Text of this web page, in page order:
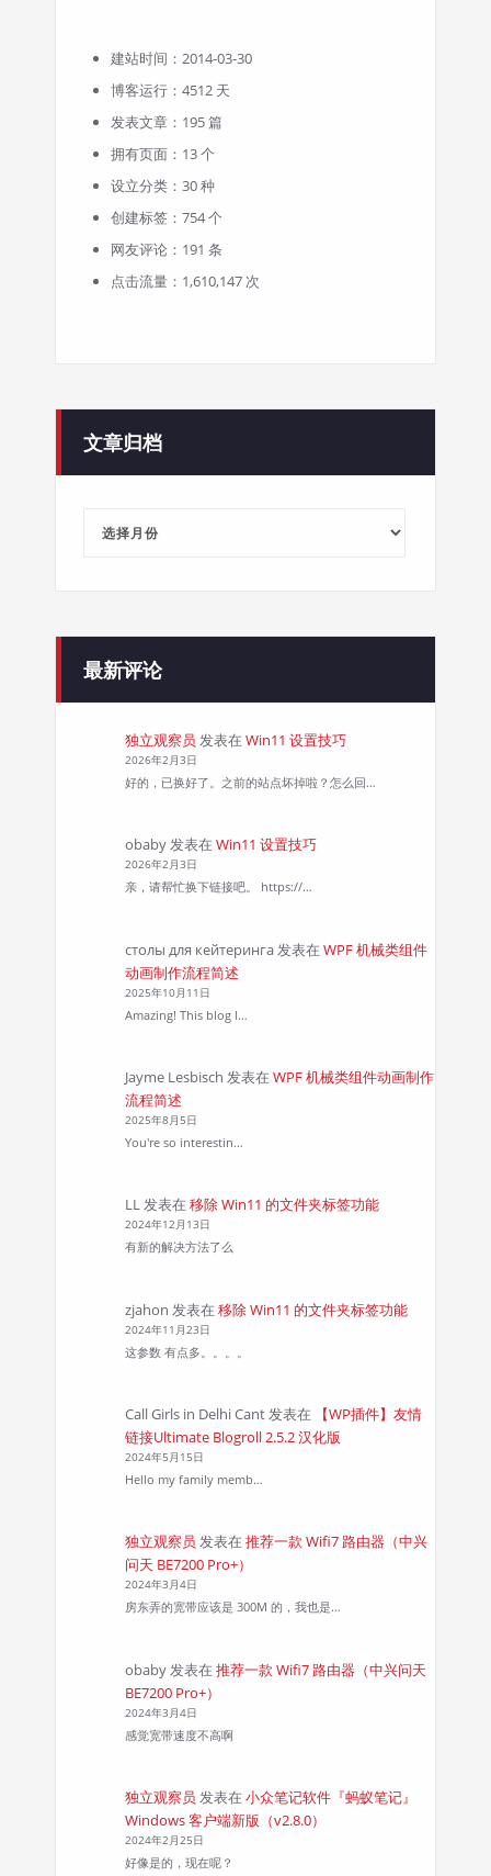
建站时间：2014-03-30
博客运行：4512 天
发表文章：195 篇
拥有页面：13 个
设立分类：30 种
创建标签：754 个
网友评论：191 条
点击流量：1,610,147 次
文章归档
最新评论
独立观察员 发表在 Win11 设置技巧
2026年2月3日
好的，已换好了。之前的站点坏掉啦？怎么回…
obaby发表在 Win11 设置技巧
2026年2月3日
亲，请帮忙换下链接吧。 https://…
столы для кейтеринга发表在 WPF 机械类组件
动画制作流程简述
2025年10月11日
Amazing! This blog l…
Jayme Lesbisch 发表在 WPF 机械类组件动画制作
流程简述
2025年8月5日
You're so interestin…
LL发表在 移除 Win11 的文件夹标签功能
2024年12月13日
有新的解决方法了么
zjahon 发表在 移除 Win11 的文件夹标签功能
2024年11月23日
这参数 有点多。。。。
Call Girls in Delhi Cant发表在
【WP插件】友情
链接Ultimate Blogroll 2.5.2 汉化版
2024年5月15日
Hello my family memb…
独立观察员 发表在 推荐一款 Wifi7 路由器（中兴
问天 BE7200 Pro+）
2024年3月4日
房东弄的宽带应该是 300M 的，我也是…
obaby发表在 推荐一款 Wifi7 路由器（中兴问天
BE7200 Pro+）
2024年3月4日
感觉宽带速度不高啊
独立观察员 发表在 小众笔记软件『蚂蚁笔记』
Windows 客户端新版（v2.8.0）
2024年2月25日
好像是的，现在呢？